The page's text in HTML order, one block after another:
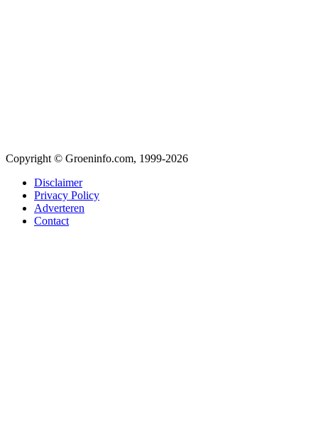
Copyright © Groeninfo.com, 1999-2026
Disclaimer
Privacy Policy
Adverteren
Contact